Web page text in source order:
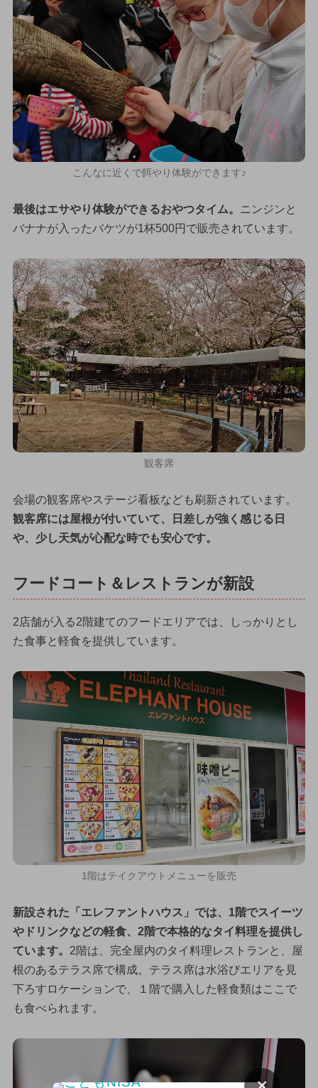
こんなに近くで餌やり体験ができます♪
最後はエサやり体験ができるおやつタイム。 ニンジンと
バナナが入ったバケツが1杯500円で販売されています。
観客席
会場の観客席やステージ看板なども刷新されています。
観客席には屋根が付いていて、日差しが強く感じる日
や、少し天気が心配な時でも安心です。
フードコート＆レストランが新設
2店舗が入る2階建てのフードエリアでは、しっかりとし
た食事と軽食を提供しています。
1階はテイクアウトメニューを販売
新設された「エレファントハウス」では、1階でスイーツ
やドリンクなどの軽食、2階で本格的なタイ料理を提供し
ています。 2階は、完全屋内のタイ料理レストランと、屋
根のあるテラス席で構成。テラス席は水浴びエリアを見
下ろすロケーションで、１階で購入した軽食類はここで
も食べられます。